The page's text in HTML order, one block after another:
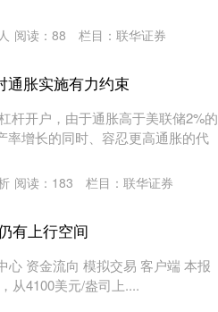
阅读： 88 栏目： 联华证券
通胀实施有力约束
杆开户，由于通胀高于美联储2%的
率增长的同时、容忍更高通胀的代
阅读： 183 栏目： 联华证券
有上行空间
心 资金流向 模拟交易 客户端 本报
从4100美元/盎司上....